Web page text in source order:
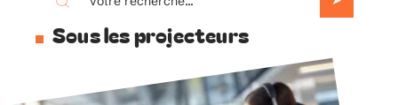
Sous les projecteurs